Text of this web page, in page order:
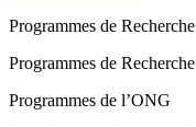
Programmes de Recherche
Programmes de Recherche
Programmes de l’ONG